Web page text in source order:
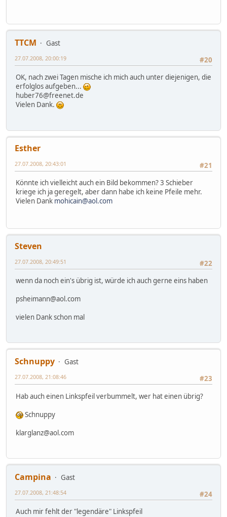
TTCM
Gast
#20
27.07.2008, 20:00:19
OK, nach zwei Tagen mische ich mich auch unter diejenigen, die
erfolglos aufgeben...
huber76@freenet.de
Vielen Dank.
Esther
#21
27.07.2008, 20:43:01
Könnte ich vielleicht auch ein Bild bekommen? 3 Schieber
kriege ich ja geregelt, aber dann habe ich keine Pfeile mehr.
Vielen Dank mohicain@aol.com
Steven
#22
27.07.2008, 20:49:51
wenn da noch ein's übrig ist, würde ich auch gerne eins haben
psheimann@aol.com
vielen Dank schon mal
Schnuppy
Gast
#23
27.07.2008, 21:08:46
Hab auch einen Linkspfeil verbummelt, wer hat einen übrig?
Schnuppy
klarglanz@aol.com
Campina
Gast
#24
27.07.2008, 21:48:54
Auch mir fehlt der "legendäre" Linkspfeil